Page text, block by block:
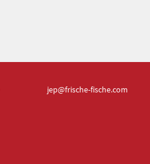
jep@frische-fische.com